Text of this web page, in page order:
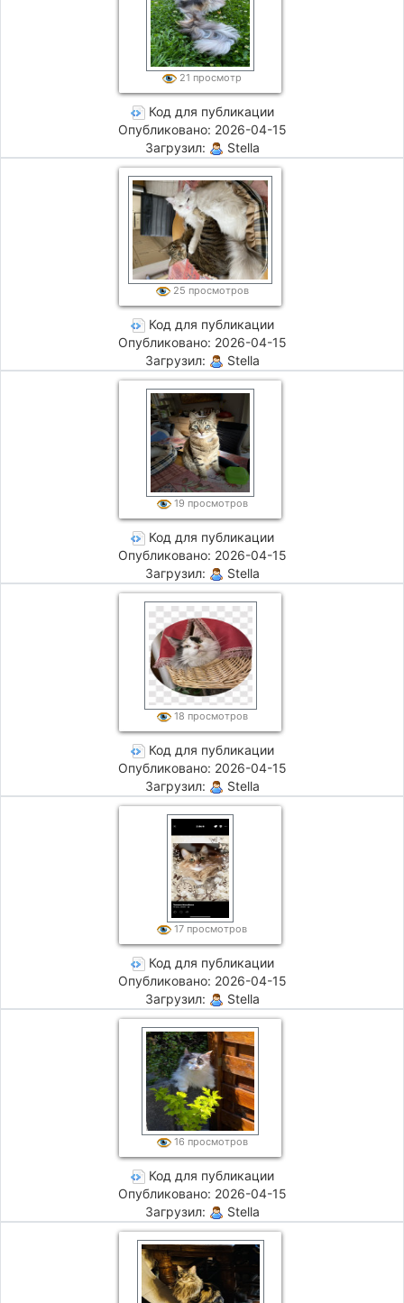
21 просмотр
Код для публикации
Опубликовано: 2026-04-15
Загрузил:
Stella
25 просмотров
Код для публикации
Опубликовано: 2026-04-15
Загрузил:
Stella
19 просмотров
Код для публикации
Опубликовано: 2026-04-15
Загрузил:
Stella
18 просмотров
Код для публикации
Опубликовано: 2026-04-15
Загрузил:
Stella
17 просмотров
Код для публикации
Опубликовано: 2026-04-15
Загрузил:
Stella
16 просмотров
Код для публикации
Опубликовано: 2026-04-15
Загрузил:
Stella